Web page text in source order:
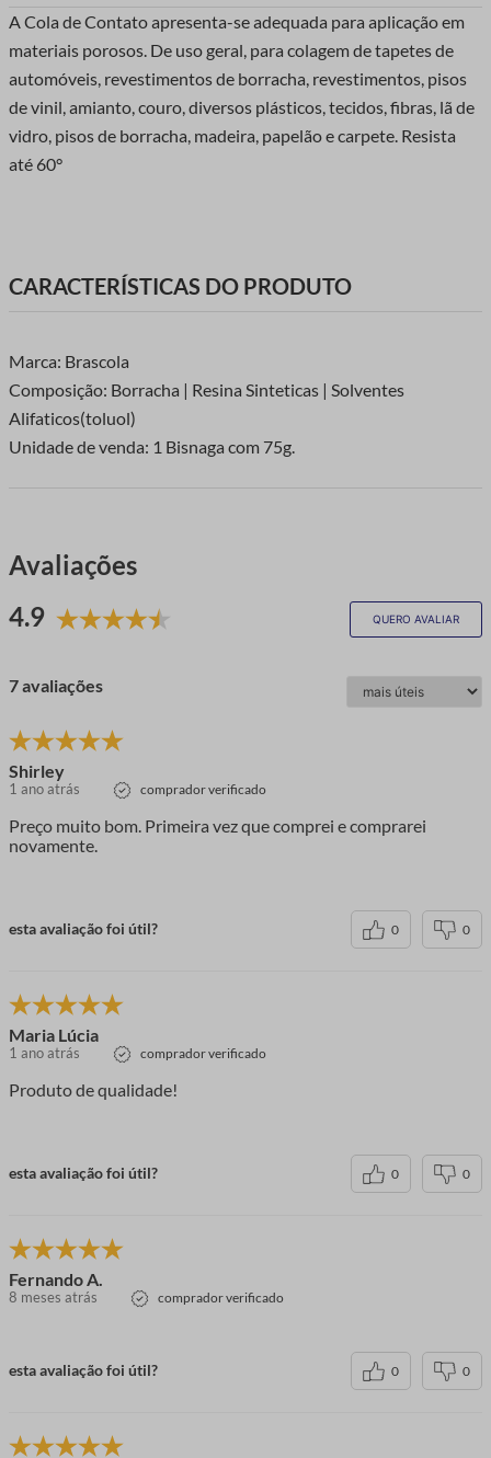
A Cola de Contato apresenta-se adequada para aplicação em
materiais porosos. De uso geral, para colagem de tapetes de
automóveis, revestimentos de borracha, revestimentos, pisos
de vinil, amianto, couro, diversos plásticos, tecidos, fibras, lã de
vidro, pisos de borracha, madeira, papelão e carpete. Resista
até 60°
CARACTERÍSTICAS DO PRODUTO
Marca: Brascola
Composição: Borracha | Resina Sinteticas | Solventes
Alifaticos(toluol)
Unidade de venda: 1 Bisnaga com 75g.
Avaliações
4.9
QUERO AVALIAR
7 avaliações
Shirley
1 ano atrás comprador verificado
Preço muito bom. Primeira vez que comprei e comprarei
novamente.
esta avaliação foi útil? 0 0
Maria Lúcia
1 ano atrás comprador verificado
Produto de qualidade!
esta avaliação foi útil? 0 0
Fernando A.
8 meses atrás comprador verificado
esta avaliação foi útil? 0 0